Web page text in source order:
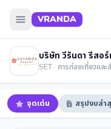
VRANDA
บริษัท วีรันดา รีสอ
SET · การท่องเที่ยวแล
จุดเด่น สรุปงบล่า